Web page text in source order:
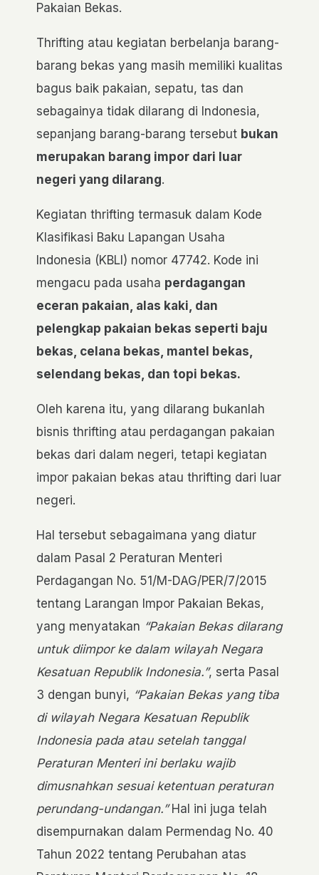
Pakaian Bekas.
Thrifting atau kegiatan berbelanja barang-
barang bekas yang masih memiliki kualitas
bagus baik pakaian, sepatu, tas dan
sebagainya tidak dilarang di Indonesia,
sepanjang barang-barang tersebut bukan
merupakan barang impor dari luar
negeri yang dilarang.
Kegiatan thrifting termasuk dalam Kode
Klasifikasi Baku Lapangan Usaha
Indonesia (KBLI) nomor 47742. Kode ini
mengacu pada usaha perdagangan
eceran pakaian, alas kaki, dan
pelengkap pakaian bekas seperti baju
bekas, celana bekas, mantel bekas,
selendang bekas, dan topi bekas.
Oleh karena itu, yang dilarang bukanlah
bisnis thrifting atau perdagangan pakaian
bekas dari dalam negeri, tetapi kegiatan
impor pakaian bekas atau thrifting dari luar
negeri.
Hal tersebut sebagaimana yang diatur
dalam Pasal 2 Peraturan Menteri
Perdagangan No. 51/M-DAG/PER/7/2015
tentang Larangan Impor Pakaian Bekas,
yang menyatakan “Pakaian Bekas dilarang
untuk diimpor ke dalam wilayah Negara
Kesatuan Republik Indonesia.”, serta Pasal
3 dengan bunyi, “Pakaian Bekas yang tiba
di wilayah Negara Kesatuan Republik
Indonesia pada atau setelah tanggal
Peraturan Menteri ini berlaku wajib
dimusnahkan sesuai ketentuan peraturan
perundang-undangan.”Hal ini juga telah
disempurnakan dalam Permendag No. 40
Tahun 2022 tentang Perubahan atas